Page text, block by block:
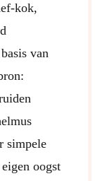
kok,
van
simpele
oogst